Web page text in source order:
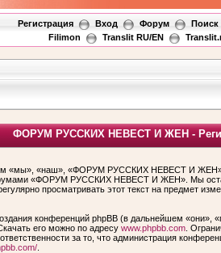
Регистрация Вход Форум Поиск
Filimon
Translit RU/EN
ФОРУМ РУССКИХ НЕВЕСТ И ЖЕН -
«наш», «ФОРУМ РУССКИХ НЕВЕСТ И ЖЕН»,
«ФОРУМ РУССКИХ НЕВЕСТ И ЖЕН». Мы
просматривать этот текст на
конференций phpBB (в дальнейшем «они»,
его можно по адресу www.phpbb.com.
за то, что администрация
.